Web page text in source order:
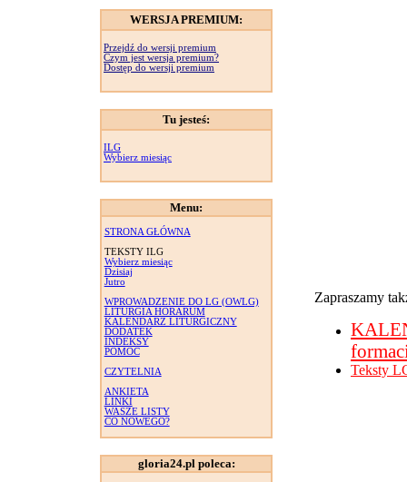
WERSJA PREMIUM:
Przejdź do wersji premium
Czym jest wersja premium?
Dostęp do wersji premium
Tu jesteś:
ILG
Wybierz miesiąc
Menu:
STRONA GŁÓWNA
TEKSTY ILG
Wybierz miesiąc
Dzisiaj
Jutro
WPROWADZENIE DO LG (OWLG)
LITURGIA HORARUM
KALENDARZ LITURGICZNY
DODATEK
INDEKSY
POMOC
CZYTELNIA
ANKIETA
LINKI
WASZE LISTY
CO NOWEGO?
gloria24.pl poleca:
Zapraszamy
Teksty